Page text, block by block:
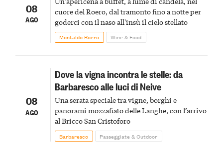
08
AGO
cuore del Roero, dal tramonto fino a notte per
goderci con il naso all'insù il cielo stellato
Montaldo Roero Wine & Food
08
AGO
Dove la vigna incontra le stelle: da
Barbaresco alle luci di Neive
Una serata speciale tra vigne, borghi e
panorami mozzafiato delle Langhe, con l’arrivo
al Bricco San Cristoforo
Barbaresco Passeggiate & Outdoor